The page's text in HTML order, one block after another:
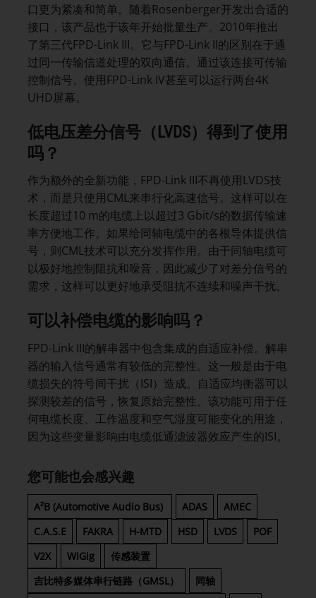
口更为紧凑和简单。随着Rosenberger开发出合适的
接口，该产品也于该年开始批量生产。2010年推出
了第三代FPD-Link III。它与FPD-Link II的区别在于通
过同一传输信道处理的双向通信。通过该连接可传输
控制信号。使用FPD-Link IV甚至可以运行两台4K
UHD屏幕。
低电压差分信号（LVDS）得到了使用
吗？
作为额外的全新功能，FPD-Link III不再使用LVDS技
术，而是只使用CML来串行化高速信号。这样可以在
长度超过10 m的电缆上以超过3 Gbit/s的数据传输速
率方便地工作。如果给同轴电缆中的各根导体提供信
号，则CML技术可以充分发挥作用。由于同轴电缆可
以极好地控制阻抗和噪音，因此减少了对差分信号的
需求，这样可以更好地承受阻抗不连续和噪声干扰。
可以补偿电缆的影响吗？
FPD-Link III的解串器中包含集成的自适应补偿。解串
器的输入信号通常有较低的完整性。这一般是由于电
缆损失的符号间干扰（ISI）造成。自适应均衡器可以
探测较差的信号，恢复原始完整性。该功能可用于任
何电缆长度、工作温度和空气湿度可能变化的用途，
因为这些变量影响由电缆低通滤波器效应产生的ISI。
您可能也会感兴趣
A²B (Automotive Audio Bus) ADAS
AMEC
C.A.S.E
FAKRA H-MTD HSD LVDS
POF
V2X
WiGig
传感装置
吉比特多媒体串行链路（GMSL）
同轴